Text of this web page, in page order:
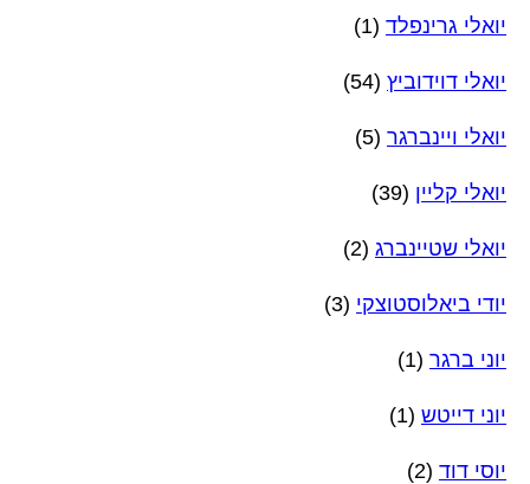
יואלי גרינפלד (1)
יואלי דוידוביץ (54)
יואלי ויינברגר (5)
יואלי קליין (39)
יואלי שטיינברג (2)
יודי ביאלוסטוצקי (3)
יוני ברגר (1)
יוני דייטש (1)
יוסי דוד (2)